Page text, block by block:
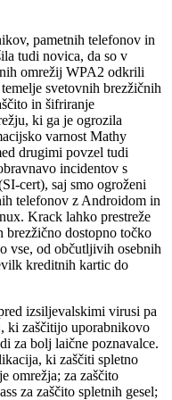
pametnih telefonov in
tudi novica, da so v
omrežij WPA2 odkrili
svetovnih brezžičnih
in šifriranje
ki ga je ogrozila
varnost Mathy
drugimi povzel tudi
incidentov s
cert), saj smo ogroženi
telefonov z Androidom in
Krack lahko prestreže
brezžično dostopno točko
vse, od občutljivih osebnih
kreditnih kartic do
izsiljevalskimi virusi pa
ki zaščitijo uporabnikovo
za bolj laične poznavalce.
ki zaščiti spletno
omrežja; za zaščito
za zaščito spletnih gesel;